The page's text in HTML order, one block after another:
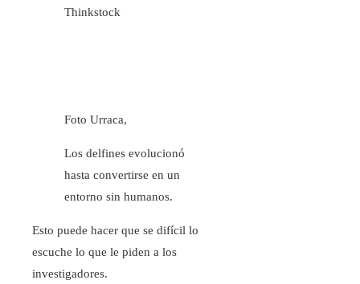
Thinkstock
Foto Urraca,
Los delfines evolucionó
hasta convertirse en un
entorno sin humanos.
Esto puede hacer que se difícil lo
escuche lo que le piden a los
investigadores.